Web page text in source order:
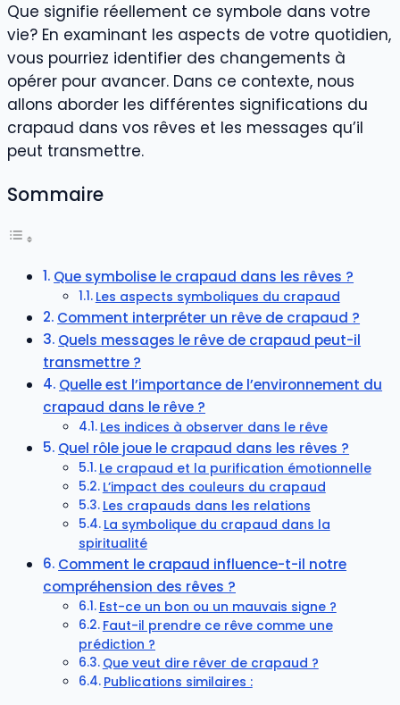
Que signifie réellement ce symbole dans votre
vie? En examinant les aspects de votre quotidien,
vous pourriez identifier des changements à
opérer pour avancer. Dans ce contexte, nous
allons aborder les différentes significations du
crapaud dans vos rêves et les messages qu’il
peut transmettre.
Sommaire
Que symbolise le crapaud dans les rêves ?
Les aspects symboliques du crapaud
Comment interpréter un rêve de crapaud ?
Quels messages le rêve de crapaud peut-il
transmettre ?
Quelle est l’importance de l’environnement du
crapaud dans le rêve ?
Les indices à observer dans le rêve
Quel rôle joue le crapaud dans les rêves ?
Le crapaud et la purification émotionnelle
L’impact des couleurs du crapaud
Les crapauds dans les relations
La symbolique du crapaud dans la
spiritualité
Comment le crapaud influence-t-il notre
compréhension des rêves ?
Est-ce un bon ou un mauvais signe ?
Faut-il prendre ce rêve comme une
prédiction ?
Que veut dire rêver de crapaud ?
Publications similaires :